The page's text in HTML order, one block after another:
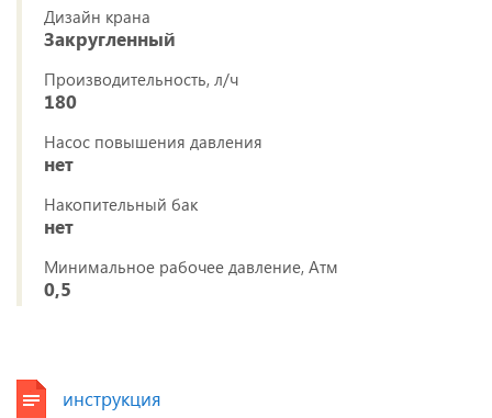
Дизайн крана
Закругленный
Производительность, л/ч
180
Насос повышения давления
нет
Накопительный бак
нет
Минимальное рабочее давление, Атм
0,5
инструкция